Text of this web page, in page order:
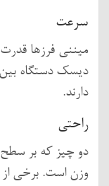
سرعت
میننی فرزها قدرت
دارند.
راحتی
دو چیز که بر سطح
وزن است. برخی